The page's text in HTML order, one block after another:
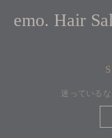
emo. Hair
迷っている